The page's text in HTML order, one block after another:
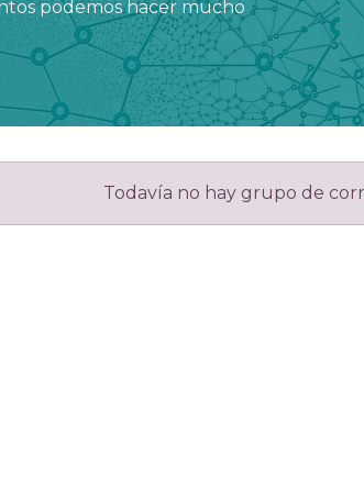
podemos hacer mucho
Todavía no hay grupo de